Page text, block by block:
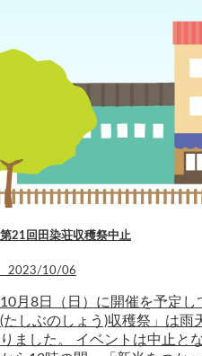
第21回田染荘収穫祭中止
2023/10/06
10月8日（日）に開催を予定
(たしぶのしょう)収穫祭」は雨
りました。 イベントは中止と